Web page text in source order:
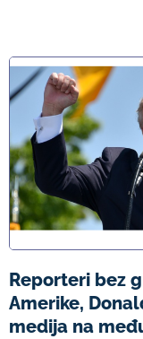
Reporteri bez
Amerike,
medija na